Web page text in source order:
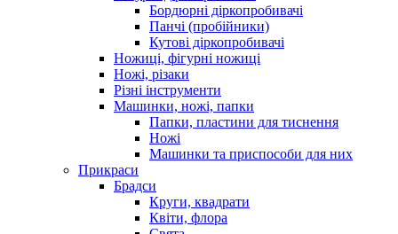
Бордюрні діркопробивачі
Панчі (пробійники)
Кутові діркопробивачі
Ножиці, фігурні ножиці
Ножі, різаки
Різні інструменти
Машинки, ножі, папки
Папки, пластини для тиснення
Ножі
Машинки та приспособи для них
Прикраси
Брадси
Круги, квадрати
Квіти, флора